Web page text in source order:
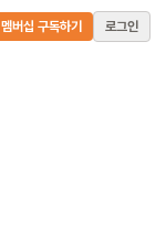
멤버십 구독하기 로그인